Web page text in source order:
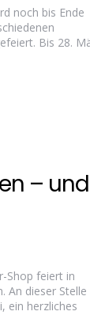
noch bis Ende
Bis 28.
– und
Shop feiert in
An dieser Stelle
ein herzliches